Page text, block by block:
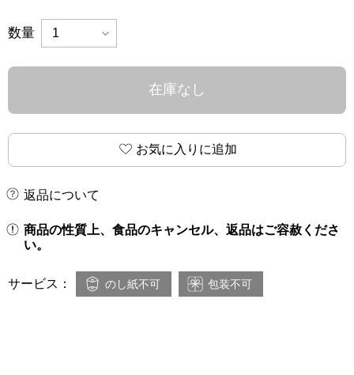
数量
在庫なし
お気に入りに追加
返品について
商品の性質上、食品のキャンセル、返品はご容赦くださ
い。
サービス： のし紙不可 包装不可